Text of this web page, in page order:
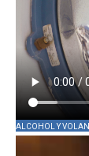
ALCOHOL Y